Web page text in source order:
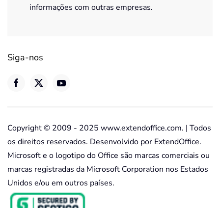
informações com outras empresas.
Siga-nos
Copyright © 2009 - 2025 www.extendoffice.com. | Todos
os direitos reservados. Desenvolvido por ExtendOffice.
Microsoft e o logotipo do Office são marcas comerciais ou
marcas registradas da Microsoft Corporation nos Estados
Unidos e/ou em outros países.